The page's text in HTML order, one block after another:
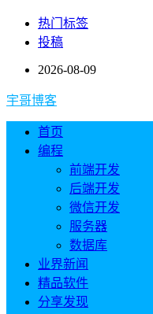
热门标签
投稿
2026-08-09
宇哥博客
首页
编程
前端开发
后端开发
微信开发
服务器
数据库
业界新闻
精品软件
分享发现